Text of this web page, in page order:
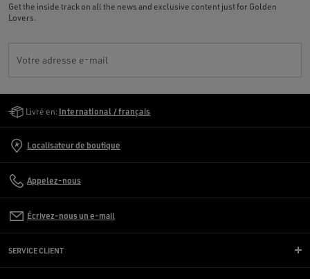
Get the inside track on all the news and exclusive content just for Golden
Lovers.
Votre adresse e-mail
Livré en: International / français
Localisateur de boutique
Appelez-nous
Écrivez-nous un e-mail
SERVICE CLIENT